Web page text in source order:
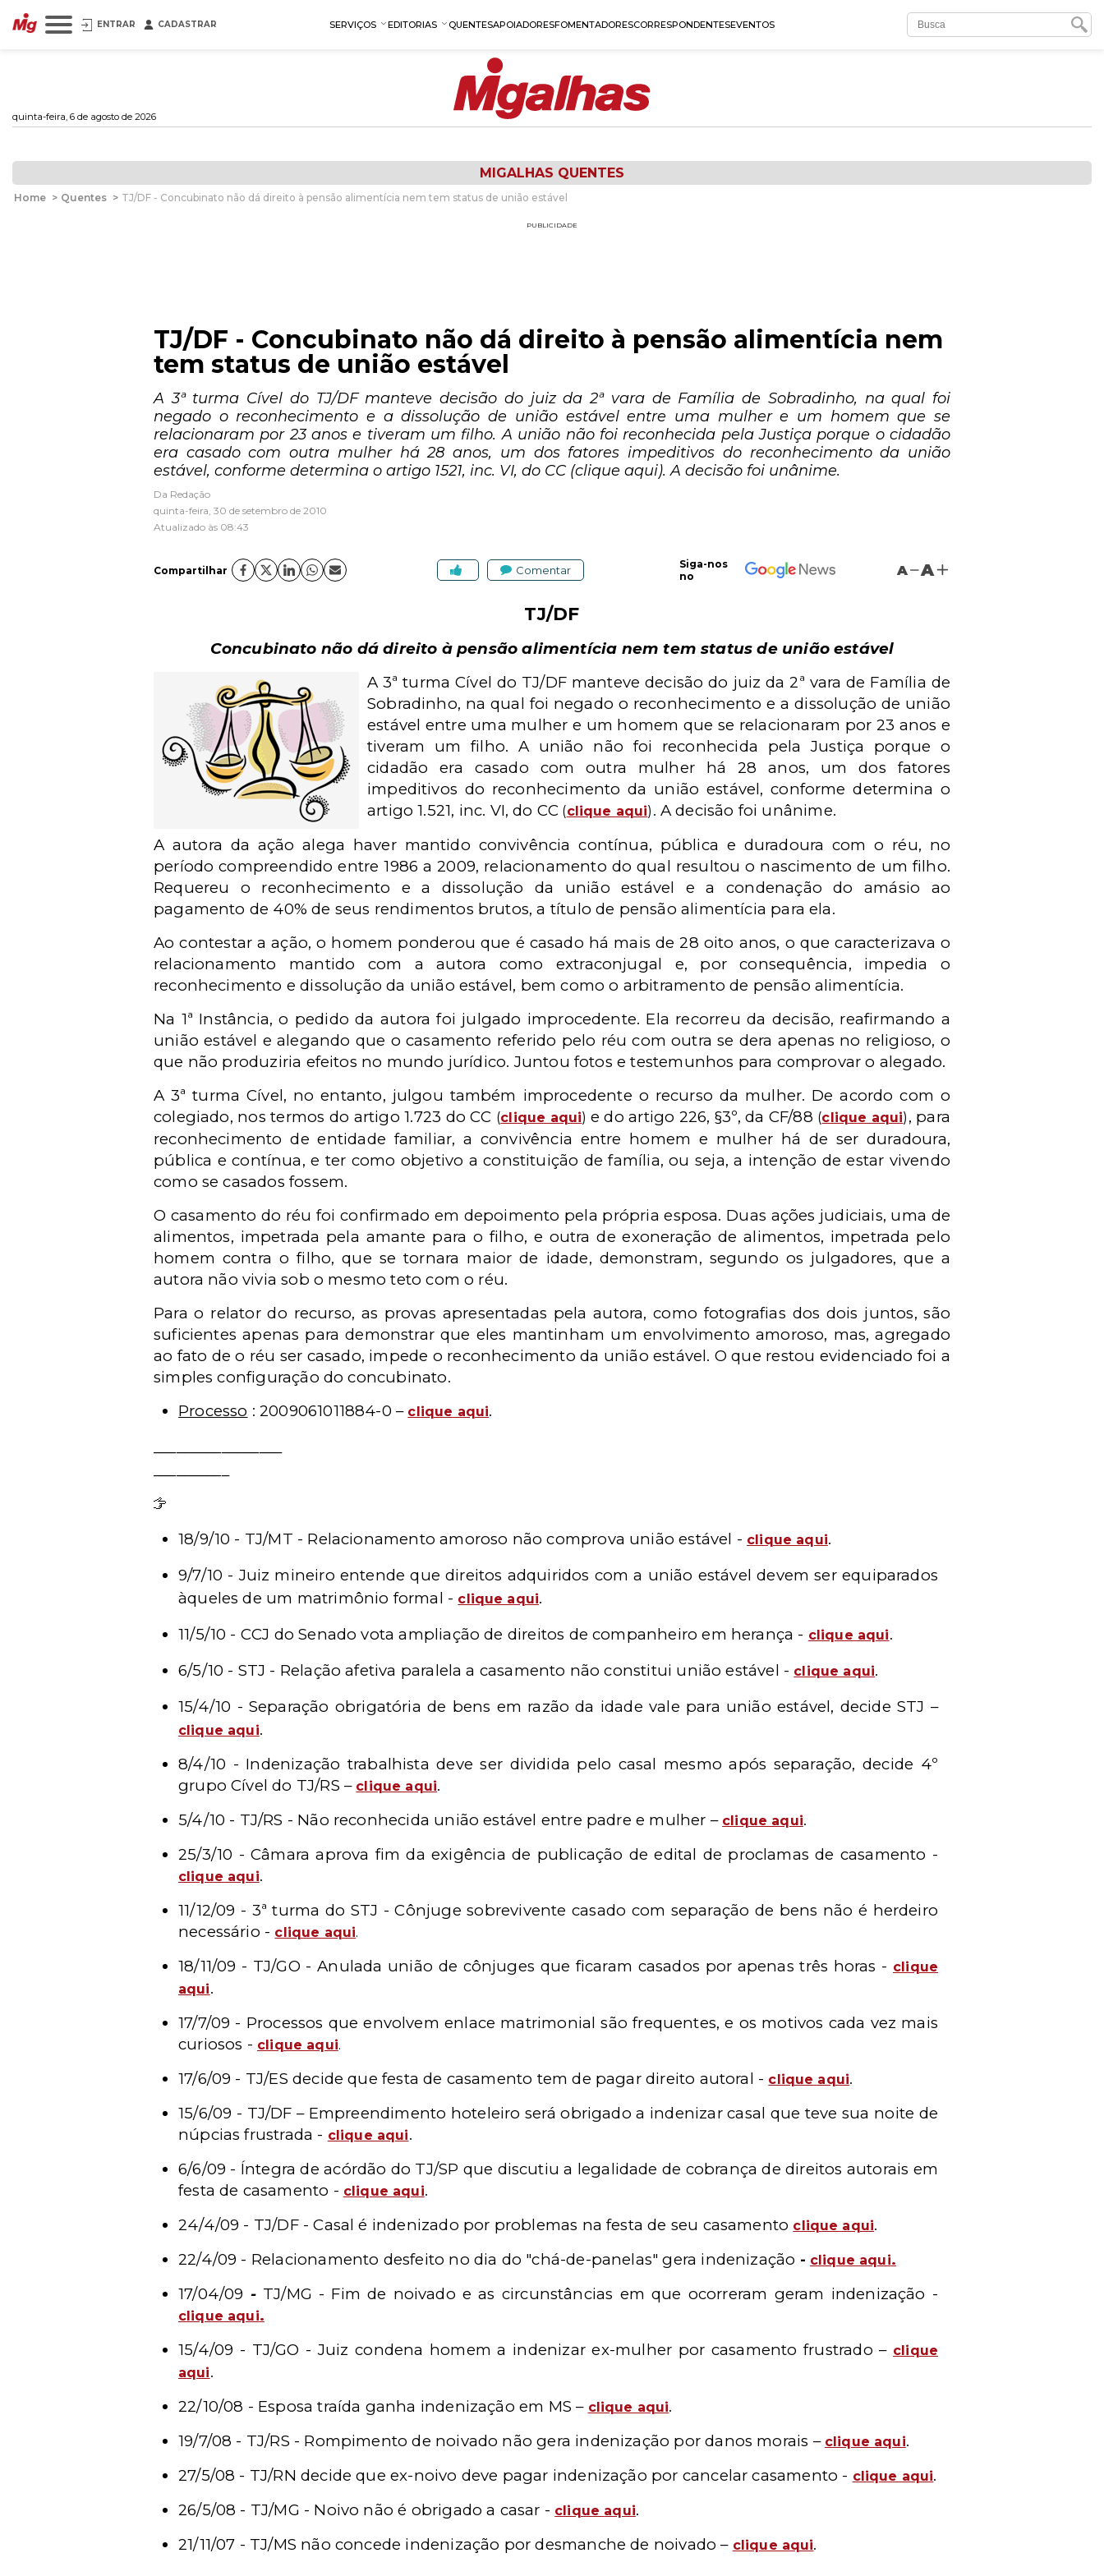
ENTRAR CADASTRAR SERVIÇOS EDITORIAS QUENTESAPOIADORESFOMENTADORESCORRESPONDENTESEVENTOS
quinta-feira, 6 de agosto de 2026
MIGALHAS QUENTES
Home > Quentes > TJ/DF - Concubinato não dá direito à pensão alimentícia nem tem status de união estável
PUBLICIDADE
TJ/DF - Concubinato não dá direito à pensão alimentícia nem
tem status de união estável
A 3ª turma Cível do TJ/DF manteve decisão do juiz da 2ª vara de Família de Sobradinho, na qual foi
negado o reconhecimento e a dissolução de união estável entre uma mulher e um homem que se
relacionaram por 23 anos e tiveram um filho. A união não foi reconhecida pela Justiça porque o cidadão
era casado com outra mulher há 28 anos, um dos fatores impeditivos do reconhecimento da união
estável, conforme determina o artigo 1521, inc. VI, do CC (clique aqui). A decisão foi unânime.
Da Redação
quinta-feira, 30 de setembro de 2010
Atualizado às 08:43
Compartilhar Comentar
Siga-nos
no
A A
TJ/DF
Concubinato não dá direito à pensão alimentícia nem tem status de união estável
A 3ª turma Cível do TJ/DF manteve decisão do juiz da 2ª vara de Família de
Sobradinho, na qual foi negado o reconhecimento e a dissolução de união
estável entre uma mulher e um homem que se relacionaram por 23 anos e
tiveram um filho. A união não foi reconhecida pela Justiça porque o
cidadão era casado com outra mulher há 28 anos, um dos fatores
impeditivos do reconhecimento da união estável, conforme determina o
artigo 1.521, inc. VI, do CC (clique aqui) . A decisão foi unânime.
A autora da ação alega haver mantido convivência contínua, pública e duradoura com o réu, no
período compreendido entre 1986 a 2009, relacionamento do qual resultou o nascimento de um filho.
Requereu o reconhecimento e a dissolução da união estável e a condenação do amásio ao
pagamento de 40% de seus rendimentos brutos, a título de pensão alimentícia para ela.
Ao contestar a ação, o homem ponderou que é casado há mais de 28 oito anos, o que caracterizava o
relacionamento mantido com a autora como extraconjugal e, por consequência, impedia o
reconhecimento e dissolução da união estável, bem como o arbitramento de pensão alimentícia.
Na 1ª Instância, o pedido da autora foi julgado improcedente. Ela recorreu da decisão, reafirmando a
união estável e alegando que o casamento referido pelo réu com outra se dera apenas no religioso, o
que não produziria efeitos no mundo jurídico. Juntou fotos e testemunhos para comprovar o alegado.
A 3ª turma Cível, no entanto, julgou também improcedente o recurso da mulher. De acordo com o
colegiado, nos termos do artigo 1.723 do CC (clique aqui) e do artigo 226, §3º, da CF/88 (clique aqui) , para
reconhecimento de entidade familiar, a convivência entre homem e mulher há de ser duradoura,
pública e contínua, e ter como objetivo a constituição de família, ou seja, a intenção de estar vivendo
como se casados fossem.
O casamento do réu foi confirmado em depoimento pela própria esposa. Duas ações judiciais, uma de
alimentos, impetrada pela amante para o filho, e outra de exoneração de alimentos, impetrada pelo
homem contra o filho, que se tornara maior de idade, demonstram, segundo os julgadores, que a
autora não vivia sob o mesmo teto com o réu.
Para o relator do recurso, as provas apresentadas pela autora, como fotografias dos dois juntos, são
suficientes apenas para demonstrar que eles mantinham um envolvimento amoroso, mas, agregado
ao fato de o réu ser casado, impede o reconhecimento da união estável. O que restou evidenciado foi a
simples configuração do concubinato.
Processo : 2009061011884-0 – clique aqui.
18/9/10 - TJ/MT - Relacionamento amoroso não comprova união estável - clique aqui.
9/7/10 - Juiz mineiro entende que direitos adquiridos com a união estável devem ser equiparados
àqueles de um matrimônio formal - clique aqui.
11/5/10 - CCJ do Senado vota ampliação de direitos de companheiro em herança - clique aqui.
6/5/10 - STJ - Relação afetiva paralela a casamento não constitui união estável - clique aqui.
15/4/10 - Separação obrigatória de bens em razão da idade vale para união estável, decide STJ –
clique aqui.
8/4/10 - Indenização trabalhista deve ser dividida pelo casal mesmo após separação, decide 4º
grupo Cível do TJ/RS – clique aqui.
5/4/10 - TJ/RS - Não reconhecida união estável entre padre e mulher – clique aqui.
25/3/10 - Câmara aprova fim da exigência de publicação de edital de proclamas de casamento -
clique aqui.
11/12/09 - 3ª turma do STJ - Cônjuge sobrevivente casado com separação de bens não é herdeiro
necessário - clique aqui.
18/11/09 - TJ/GO - Anulada união de cônjuges que ficaram casados por apenas três horas - clique
aqui.
17/7/09 - Processos que envolvem enlace matrimonial são frequentes, e os motivos cada vez mais
curiosos - clique aqui.
17/6/09 - TJ/ES decide que festa de casamento tem de pagar direito autoral - clique aqui.
15/6/09 - TJ/DF – Empreendimento hoteleiro será obrigado a indenizar casal que teve sua noite de
núpcias frustrada - clique aqui.
6/6/09 - Íntegra de acórdão do TJ/SP que discutiu a legalidade de cobrança de direitos autorais em
festa de casamento - clique aqui.
24/4/09 - TJ/DF - Casal é indenizado por problemas na festa de seu casamento clique aqui.
22/4/09 - Relacionamento desfeito no dia do "chá-de-panelas" gera indenização - clique aqui.
17/04/09 -TJ/MG - Fim de noivado e as circunstâncias em que ocorreram geram indenização -
clique aqui.
15/4/09 - TJ/GO - Juiz condena homem a indenizar ex-mulher por casamento frustrado – clique
aqui.
22/10/08 - Esposa traída ganha indenização em MS – clique aqui.
19/7/08 - TJ/RS - Rompimento de noivado não gera indenização por danos morais – clique aqui.
27/5/08 - TJ/RN decide que ex-noivo deve pagar indenização por cancelar casamento - clique aqui.
26/5/08 - TJ/MG - Noivo não é obrigado a casar - clique aqui.
21/11/07 - TJ/MS não concede indenização por desmanche de noivado – clique aqui.